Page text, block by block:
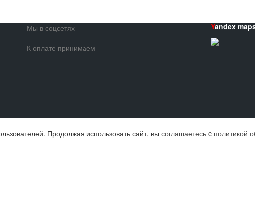
Мы в соцсетях
К оплате принимаем
Yandex
Продолжая использовать сайт, вы соглашаетесь c политикой